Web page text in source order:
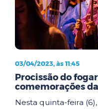
03/04/2023, às 11:45
Procissão do
comemorações
Nesta quinta-feira